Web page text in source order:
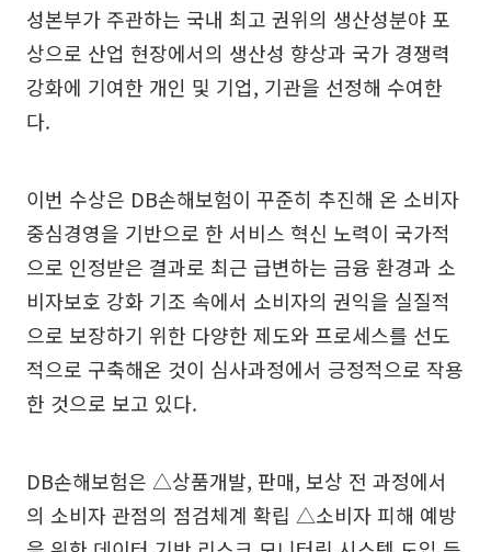
성본부가 주관하는 국내 최고 권위의 생산성분야 포
상으로 산업 현장에서의 생산성 향상과 국가 경쟁력
강화에 기여한 개인 및 기업, 기관을 선정해 수여한
다.
이번 수상은 DB손해보험이 꾸준히 추진해 온 소비자
중심경영을 기반으로 한 서비스 혁신 노력이 국가적
으로 인정받은 결과로 최근 급변하는 금융 환경과 소
비자보호 강화 기조 속에서 소비자의 권익을 실질적
으로 보장하기 위한 다양한 제도와 프로세스를 선도
적으로 구축해온 것이 심사과정에서 긍정적으로 작용
한 것으로 보고 있다.
DB손해보험은 △상품개발, 판매, 보상 전 과정에서
의 소비자 관점의 점검체계 확립 △소비자 피해 예방